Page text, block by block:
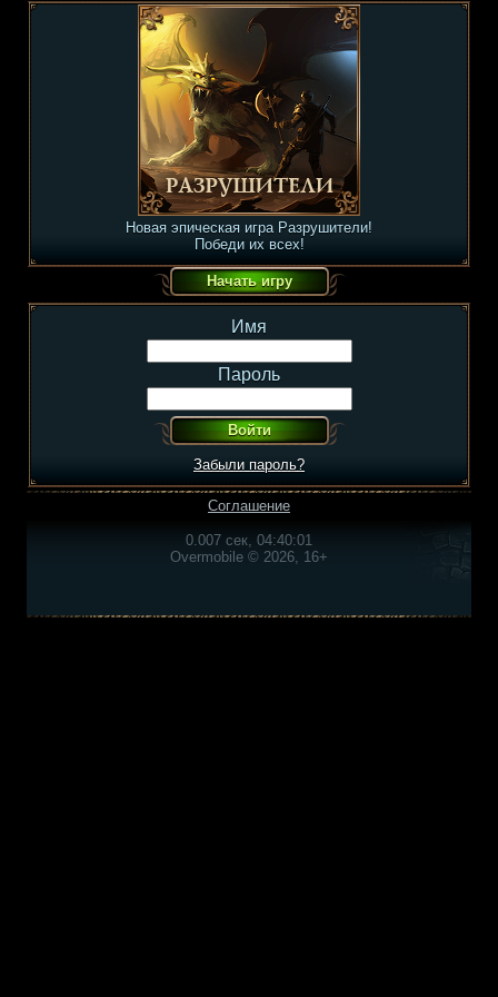
Новая эпическая игра Разрушители!
Победи их всех!
Имя
Пароль
Забыли пароль?
Соглашение
0.007 сек, 04:40:01
Overmobile © 2026, 16+